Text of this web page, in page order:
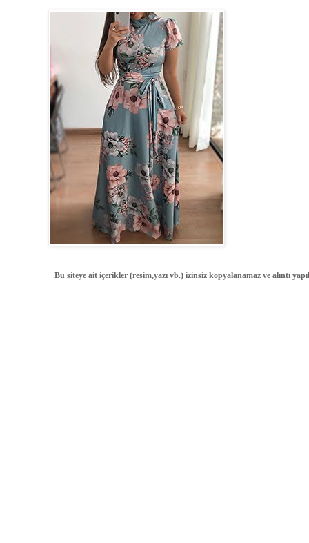
Bu siteye ait içerikler (resim,yazı vb.) izinsiz kopyalanamaz ve alıntı